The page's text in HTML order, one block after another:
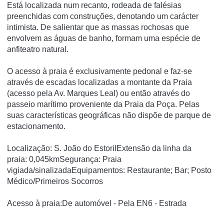
Está localizada num recanto, rodeada de falésias
preenchidas com construções, denotando um carácter
intimista. De salientar que as massas rochosas que
envolvem as águas de banho, formam uma espécie de
anfiteatro natural.
O acesso à praia é exclusivamente pedonal e faz-se
através de escadas localizadas a montante da Praia
(acesso pela Av. Marques Leal) ou então através do
passeio marítimo proveniente da Praia da Poça. Pelas
suas características geográficas não dispõe de parque de
estacionamento.
Localização: S. João do EstorilExtensão da linha da
praia: 0,045kmSegurança: Praia
vigiada/sinalizadaEquipamentos: Restaurante; Bar; Posto
Médico/Primeiros Socorros
Acesso à praia:De automóvel - Pela EN6 - Estrada